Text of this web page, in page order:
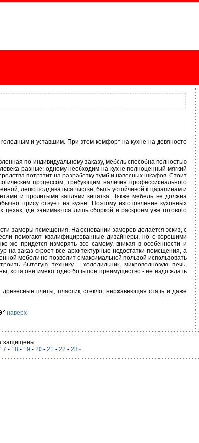
и уставшим. При этом комфорт на кухне на девяносто
по индивидуальному заказу, мебель способна полностью
разные: одному необходим на кухне полноценный мягкий
потратит на разработку тумб и навесных шкафов. Стоит
процессом, требующим наличия профессионального
легко поддаваться чистке, быть устойчивой к царапинам и
и пролитыми каплями кипятка. Также мебель не должна
присутствует на кухне. Поэтому изготовление кухонных
где занимаются лишь сборкой и раскроем уже готового
замеры помещения. На основании замеров делается эскиз, с
помогают квалифицированные дизайнеры, но с хорошими
же придется измерять все самому, вникая в особенности и
заказ скроет все архитектурные недостатки помещения, а
мебели не позволит с максимальной пользой использовать
бытовую технику - холодильник, микроволновую печь,
хотя они имеют одно большое преимущество - не надо ждать
плиты, пластик, стекло, нержавеющая сталь и даже
наверх
защищены
17 - 18- 19 - 20- 21 - 22 - 23 -